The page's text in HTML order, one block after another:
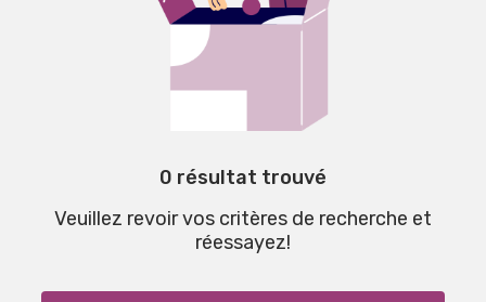
0 résultat trouvé
Veuillez revoir vos critères de recherche et
réessayez!